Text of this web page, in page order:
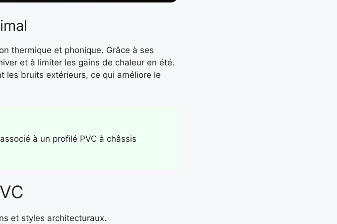
thermique et phonique. Grâce à ses
et à limiter les gains de chaleur en été.
les bruits extérieurs, ce qui améliore le
à un profilé PVC à châssis
et styles architecturaux.